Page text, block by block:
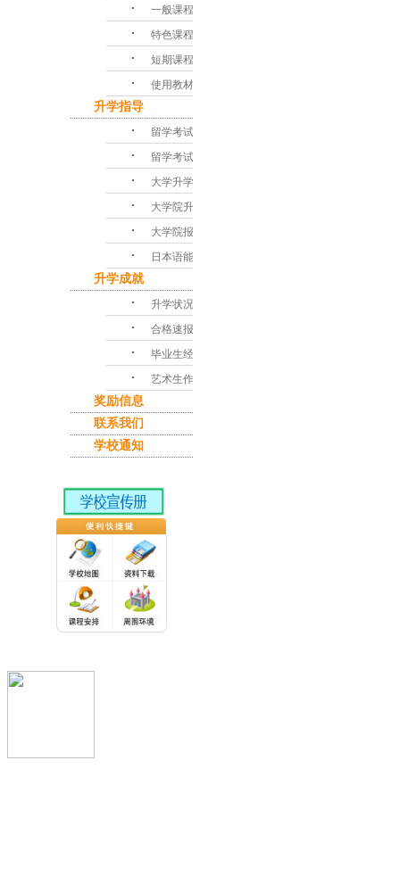
･ 一般课程
･ 特色课程
･ 短期课程
･ 使用教材
升学指导
･ 留学考试对策
･ 留学考试问答
･ 大学升学指导
･ 大学院升学课程
･ 大学院报考指南
･ 日本语能力考试
升学成就
･ 升学状况
･ 合格速报
･ 毕业生经验谈
･ 艺术生作品集
奖励信息
联系我们
学校通知